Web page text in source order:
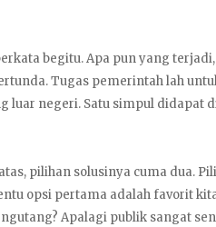
begitu. Apa pun yang
Tugas pemerintah lah
luar negeri. Satu simpul didapat
pilihan solusinya cuma dua.
opsi pertama adalah favorit
Apalagi publik sangat